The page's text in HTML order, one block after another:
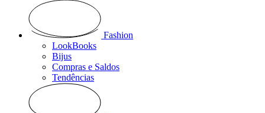
Fashion
LookBooks
Bijus
Compras e Saldos
Tendências